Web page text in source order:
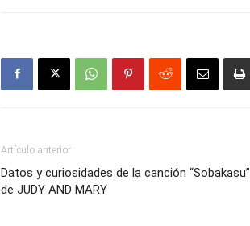
Artículo anterior
Datos y curiosidades de la canción “Sobakasu”
de JUDY AND MARY